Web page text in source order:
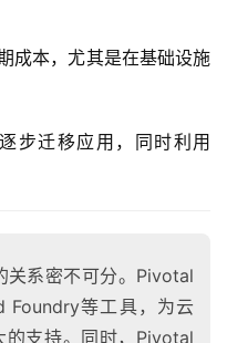
成本，尤其是在基础设施
步迁移应用，同时利用
关系密不可分。Pivotal
Foundry等工具，为云
的支持。同时，Pivotal